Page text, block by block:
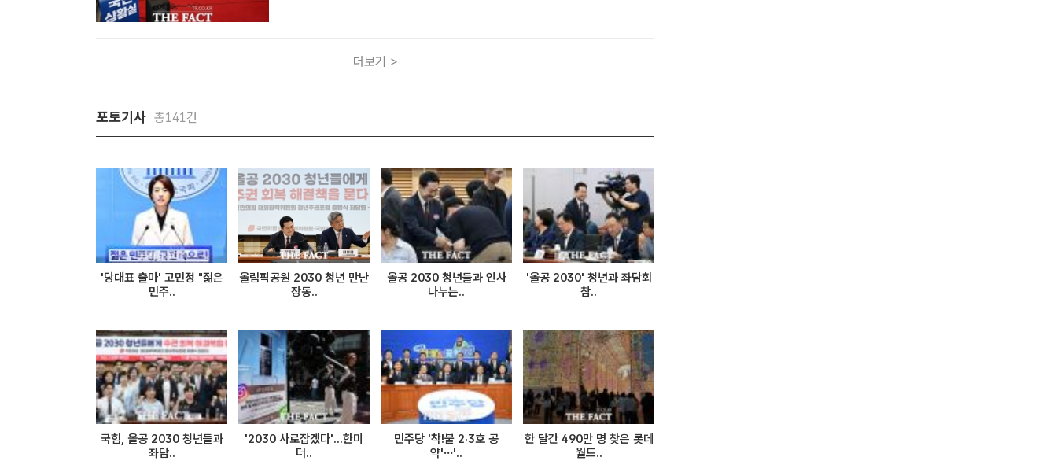
더보기 >
포토기사 총141건
'당대표 출마' 고민정 "젊은
민주..
올림픽공원 2030 청년 만난
장동..
올공 2030 청년들과 인사
나누는..
'올공 2030' 청년과 좌담회
참..
국힘, 올공 2030 청년들과
좌담..
'2030 사로잡겠다'...한미
더..
민주당 '착!붙 2·3호 공
약'…'..
한 달간 490만 명 찾은 롯데
월드..